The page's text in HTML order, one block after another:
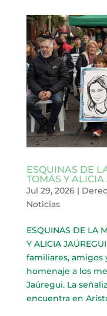
ESQUINAS DE
TOMÁS Y
Jul 29, 2026|
Noticias
ESQUINAS DE LA
Y ALICIA
familiares,
homenaje a los
Jaúregui. La
encuentra en